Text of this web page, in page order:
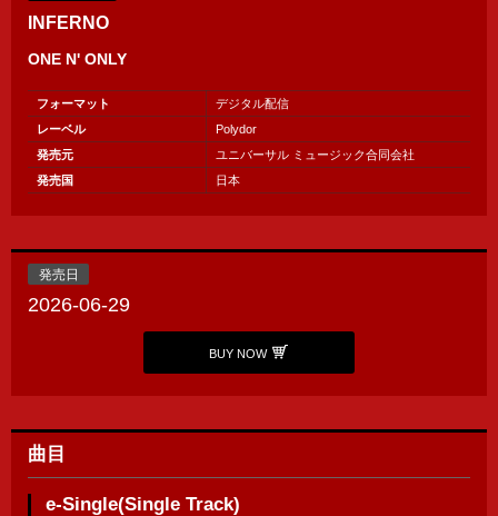
INFERNO
ONE N' ONLY
フォーマット
デジタル配信
レーベル
Polydor
発売元
ユニバーサル ミュージック合同会社
発売国
日本
発売日
2026-06-29
BUY NOW
曲目
e-Single(Single Track)